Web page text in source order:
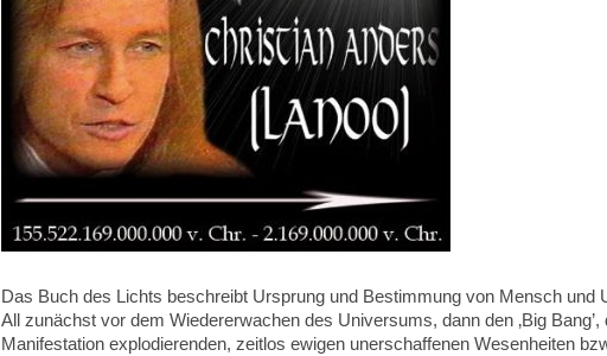
Das Buch des Lichts beschreibt Ursprung und Bestimmung von Mensch und
All zunächst vor dem Wiedererwachen des Universums, dann den ‚Big
Manifestation explodierenden, zeitlos ewigen unerschaffenen Wesenheiten